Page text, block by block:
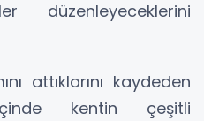
düzenleyeceklerini
attıklarını kaydeden
kentin çeşitli